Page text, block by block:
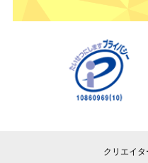
クリエイ